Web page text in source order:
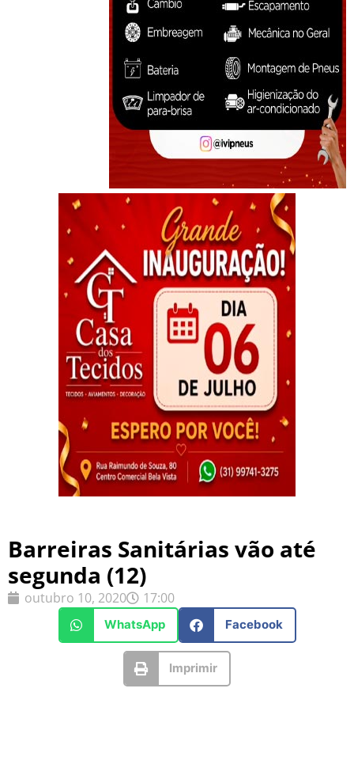
Barreiras Sanitárias vão até
segunda (12)
outubro 10, 2020 17:00
WhatsApp Facebook
Imprimir